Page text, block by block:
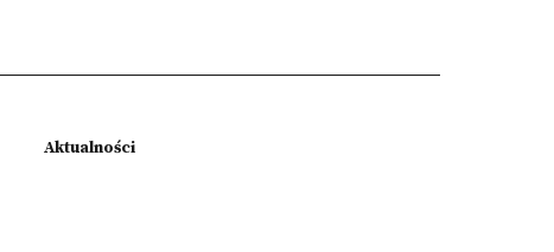
Aktualności